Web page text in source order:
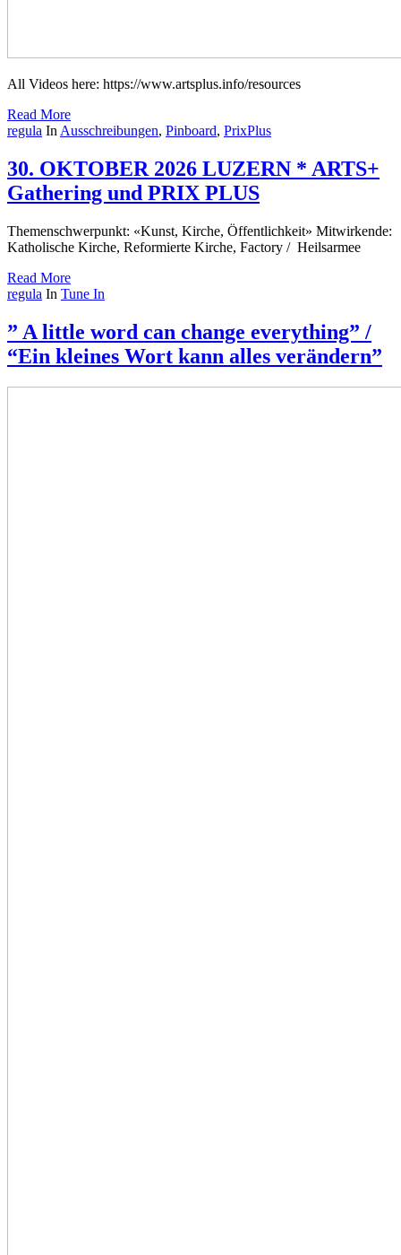
All Videos here: https://www.artsplus.info/resources
Read More
regula In Ausschreibungen, Pinboard, PrixPlus
30. OKTOBER 2026 LUZERN * ARTS+
Gathering und PRIX PLUS
Themenschwerpunkt: «Kunst, Kirche, Öffentlichkeit» Mitwirkende:
Katholische Kirche, Reformierte Kirche, Factory / Heilsarmee
Read More
regula In Tune In
” A little word can change everything” /
“Ein kleines Wort kann alles verändern”